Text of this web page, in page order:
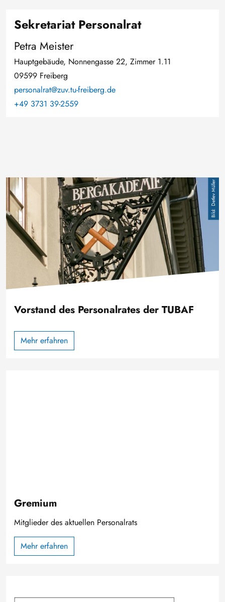
Sekretariat Personalrat
Petra Meister
Hauptgebäude, Nonnengasse 22, Zimmer 1.11
09599 Freiberg
personalrat@zuv.tu-freiberg.de
+49 3731 39-2559
Bild Detlev Müller
Vorstand des Personalrates der TUBAF
Mehr erfahren
Gremium
Mitglieder des aktuellen Personalrats
Mehr erfahren